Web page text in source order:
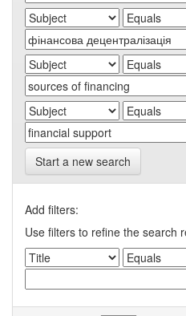
Start a new search
Add filters:
Use filters to refine the search